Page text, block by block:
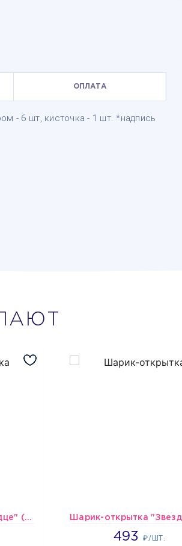
ОПЛАТА
- 6 шт, кисточка - 1 шт. *надпись
Шарик-открытка "Сердце" (45 см) - 2
493₽/ШТ.
493